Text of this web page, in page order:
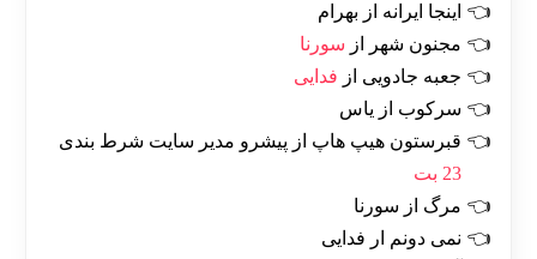
اینجا ایرانه از بهرام
مجنون شهر از سورنا
جعبه جادویی از فدایی
سرکوب از یاس
قبرستون هیپ هاپ از پیشرو مدیر سایت شرط بندی
23 بت
مرگ از سورنا
نمی دونم ار فدایی